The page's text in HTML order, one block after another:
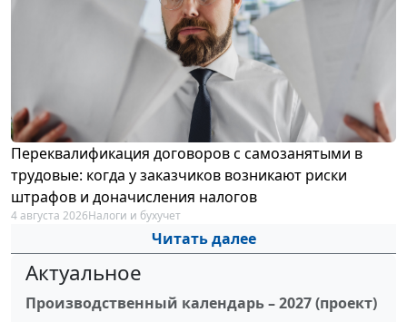
Переквалификация договоров с самозанятыми в
трудовые: когда у заказчиков возникают риски
штрафов и доначисления налогов
4 августа 2026Налоги и бухучет
Читать далее
Актуальное
Производственный календарь – 2027 (проект)